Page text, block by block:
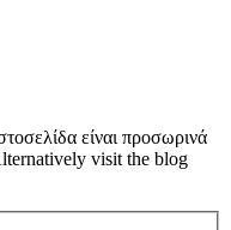
είναι προσωρινά
visit the blog